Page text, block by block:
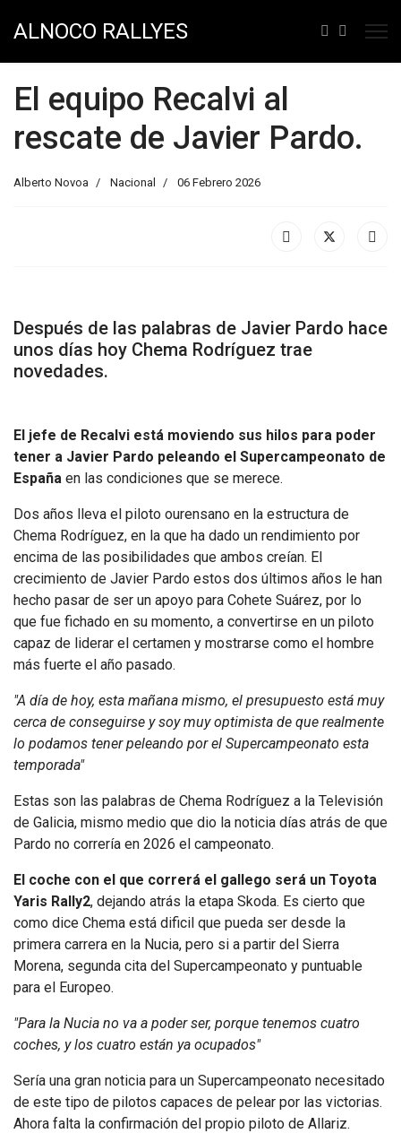
ALNOCO RALLYES
El equipo Recalvi al
rescate de Javier Pardo.
Alberto Novoa Nacional 06 Febrero 2026
Después de las palabras de Javier Pardo hace
unos días hoy Chema Rodríguez trae
novedades.
El jefe de Recalvi está moviendo sus hilos para poder
tener a Javier Pardo peleando el Supercampeonato de
España en las condiciones que se merece.
Dos años lleva el piloto ourensano en la estructura de
Chema Rodríguez, en la que ha dado un rendimiento por
encima de las posibilidades que ambos creían. El
crecimiento de Javier Pardo estos dos últimos años le han
hecho pasar de ser un apoyo para Cohete Suárez, por lo
que fue fichado en su momento, a convertirse en un piloto
capaz de liderar el certamen y mostrarse como el hombre
más fuerte el año pasado.
"A día de hoy, esta mañana mismo, el presupuesto está muy
cerca de conseguirse y soy muy optimista de que realmente
lo podamos tener peleando por el Supercampeonato esta
temporada"
Estas son las palabras de Chema Rodríguez a la Televisión
de Galicia, mismo medio que dio la noticia días atrás de que
Pardo no correría en 2026 el campeonato.
El coche con el que correrá el gallego será un Toyota
Yaris Rally2, dejando atrás la etapa Skoda. Es cierto que
como dice Chema está dificil que pueda ser desde la
primera carrera en la Nucia, pero si a partir del Sierra
Morena, segunda cita del Supercampeonato y puntuable
para el Europeo.
"Para la Nucia no va a poder ser, porque tenemos cuatro
coches, y los cuatro están ya ocupados"
Sería una gran noticia para un Supercampeonato necesitado
de este tipo de pilotos capaces de pelear por las victorias.
Ahora falta la confirmación del propio piloto de Allariz.